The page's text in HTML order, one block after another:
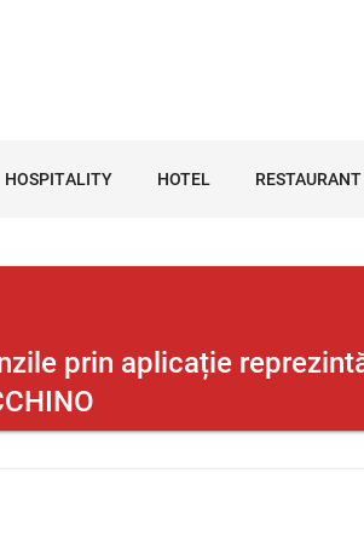
HOSPITALITY HOTEL RESTAURANT
prin aplicație